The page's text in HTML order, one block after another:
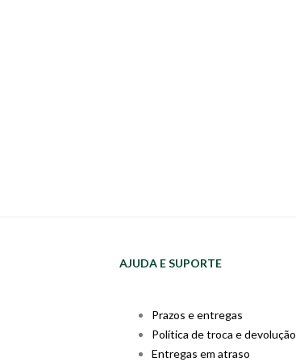
AJUDA E SUPORTE
Prazos e entregas
Política de troca e devolução
Entregas em atraso